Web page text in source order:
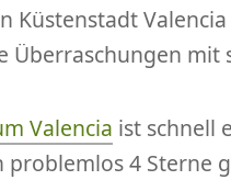
Küstenstadt
Überraschungen mit
Valencia ist schnell
4 Sterne